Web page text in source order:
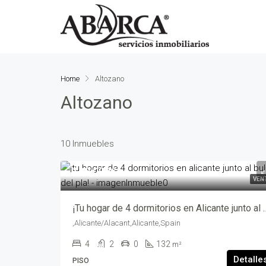
Home Altozano
Altozano
10 Inmuebles
199,000€
¡Tu hogar de 4
,Alicante/Alacant,Alicante,Spain
4 2 0 132 m²
PISO